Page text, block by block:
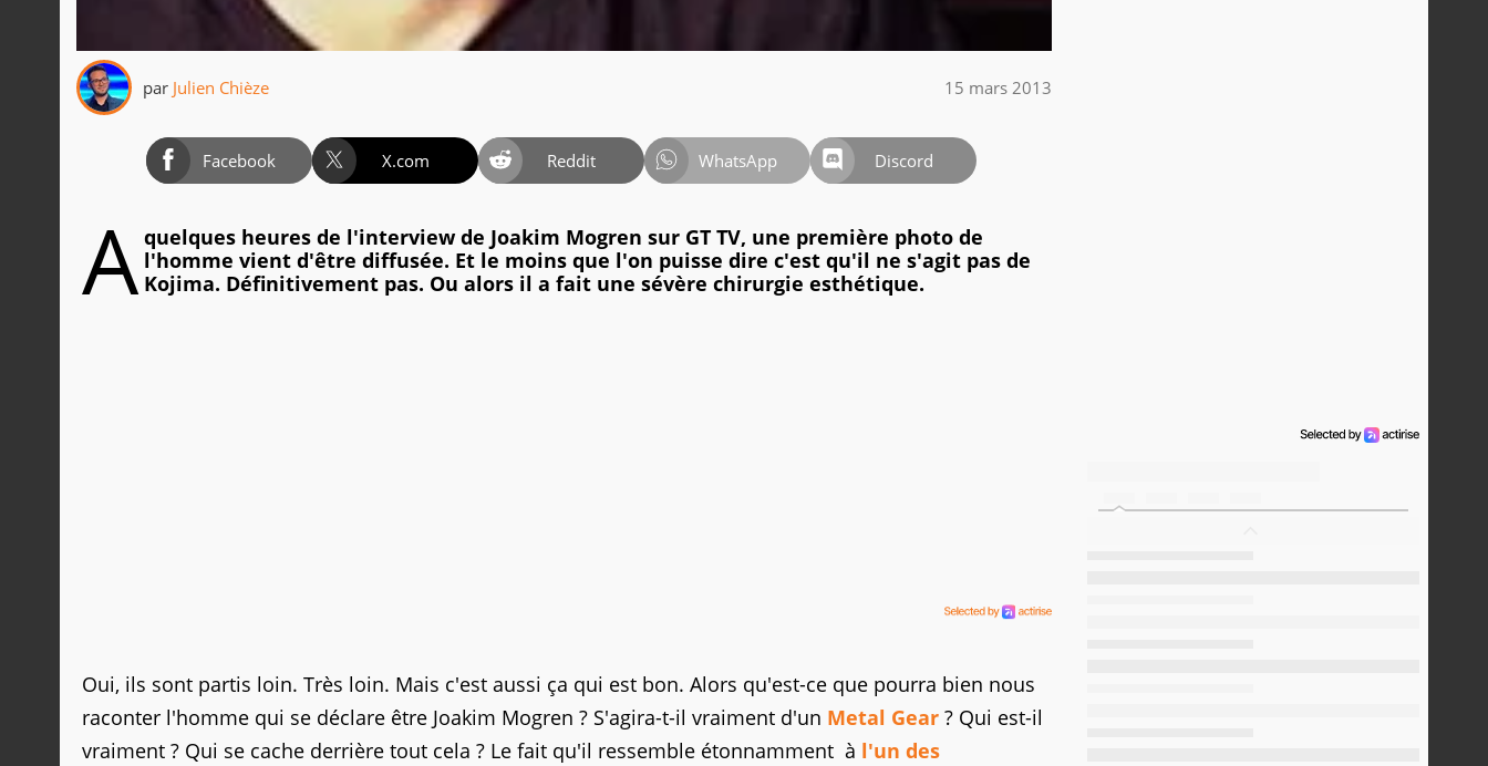
par Julien Chièze 15 mars 2013
Facebook X.com Reddit WhatsApp Discord
A quelques heures de l'interview de Joakim Mogren sur GT TV, une première photo de
l'homme vient d'être diffusée. Et le moins que l'on puisse dire c'est qu'il ne s'agit pas de
Kojima. Définitivement pas. Ou alors il a fait une sévère chirurgie esthétique.
Oui, ils sont partis loin. Très loin. Mais c'est aussi ça qui est bon. Alors qu'est-ce que pourra bien nous
raconter l'homme qui se déclare être Joakim Mogren ? S'agira-t-il vraiment d'un Metal Gear ? Qui est-il
vraiment ? Qui se cache derrière tout cela ? Le fait qu'il ressemble étonnamment à l'un des